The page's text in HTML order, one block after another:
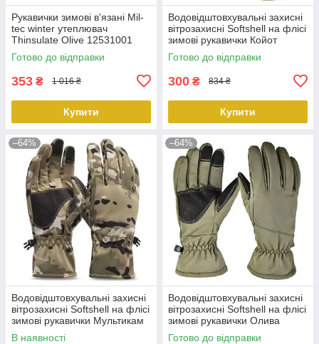
Рукавички зимові в'язані Mil-
tec winter утеплювач
Thinsulate Olive 12531001
PeremogaUA
Готово до відправки
353 ₴ 1 016 ₴
Купити
Водовідштовхувальні захисні
вітрозахисні Softshell на флісі
зимові рукавички Койот
9003.PeremogaUA
Готово до відправки
300 ₴ 834 ₴
Купити
–64%
Водовідштовхувальні захисні
вітрозахисні Softshell на флісі
зимові рукавички Мультикам
9000.PeremogaUA
В наявності
–64%
Водовідштовхувальні захисні
вітрозахисні Softshell на флісі
зимові рукавички Олива
9002.PeremogaUA
Готово до відправки